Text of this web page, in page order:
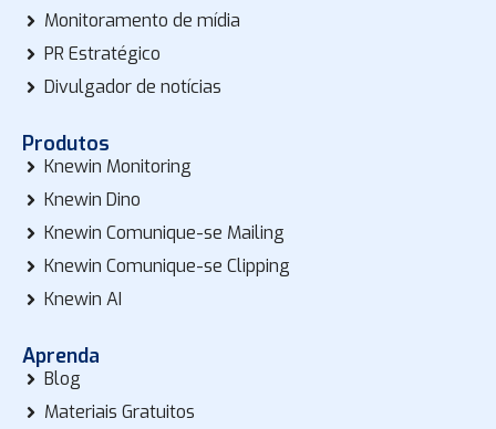
Monitoramento de mídia
PR Estratégico
Divulgador de notícias
Produtos
Knewin Monitoring
Knewin Dino
Knewin Comunique-se Mailing
Knewin Comunique-se Clipping
Knewin AI
Aprenda
Blog
Materiais Gratuitos